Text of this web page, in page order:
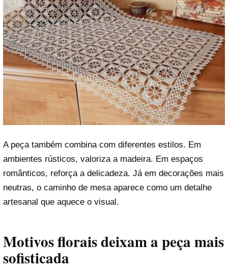
A peça também combina com diferentes estilos. Em
ambientes rústicos, valoriza a madeira. Em espaços
românticos, reforça a delicadeza. Já em decorações mais
neutras, o caminho de mesa aparece como um detalhe
artesanal que aquece o visual.
Motivos florais deixam a peça mais
sofisticada